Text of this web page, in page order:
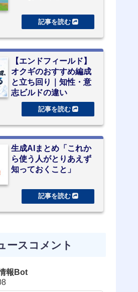
【エンドフィールド】
オクギのおすすめ編成
と立ち回り｜知性・意
志ビルドの違い
生成AIまとめ「これか
ら使う人がとりあえず
知っておくこと」
ースコメント
報Bot